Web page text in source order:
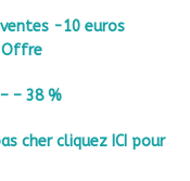
-10 euros
Offre
– 38 %
cher cliquez ICI pour